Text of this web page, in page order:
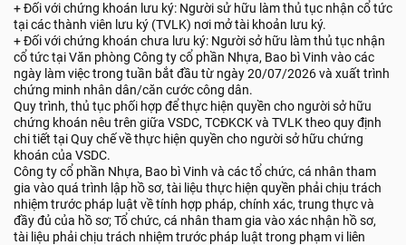
+ Đối với chứng khoán lưu ký: Người sử hữu làm thủ tục nhận cổ tức
tại các thành viên lưu ký (TVLK) nơi mở tài khoản lưu ký.
+ Đối với chứng khoán chưa lưu ký: Người sở hữu làm thủ tục nhận
cổ tức tại Văn phòng Công ty cổ phần Nhựa, Bao bì Vinh vào các
ngày làm việc trong tuần bắt đầu từ ngày 20/07/2026 và xuất trình
chứng minh nhân dân/căn cước công dân.
Quy trình, thủ tục phối hợp để thực hiện quyền cho người sở hữu
chứng khoán nêu trên giữa VSDC, TCĐKCK và TVLK theo quy định
chi tiết tại Quy chế về thực hiện quyền cho người sở hữu chứng
khoán của VSDC.
Công ty cổ phần Nhựa, Bao bì Vinh và các tổ chức, cá nhân tham
gia vào quá trình lập hồ sơ, tài liệu thực hiện quyền phải chịu trách
nhiệm trước pháp luật về tính hợp pháp, chính xác, trung thực và
đầy đủ của hồ sơ; Tổ chức, cá nhân tham gia vào xác nhận hồ sơ,
tài liệu phải chịu trách nhiệm trước pháp luật trong phạm vi liên